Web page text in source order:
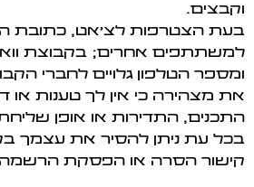
וקבצים.
בעת הצטרפות לצ'אט, כתובת
למשתתפים אחרים; בקבוצת
ומספר הטלפון גלויים לחברי
את מצהירה כי אין לך טענות או
התכנים, התדירות או אופן
בכל עת ניתן להסיר את עצמך
קישור הסרה או הפסקת הרשמה.